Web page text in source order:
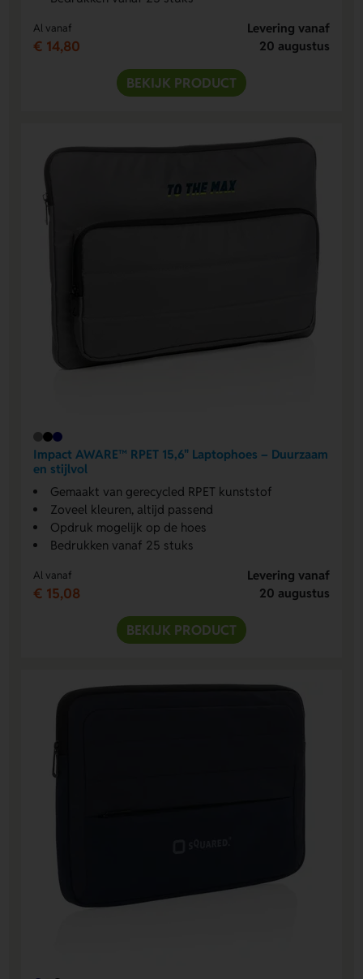
Al vanaf
€ 14,80
Levering vanaf
20 augustus
BEKIJK PRODUCT
Impact AWARE™ RPET 15,6" Laptophoes – Duurzaam
en stijlvol
Gemaakt van gerecycled RPET kunststof
Zoveel kleuren, altijd passend
Opdruk mogelijk op de hoes
Bedrukken vanaf 25 stuks
Al vanaf
€ 15,08
Levering vanaf
20 augustus
BEKIJK PRODUCT